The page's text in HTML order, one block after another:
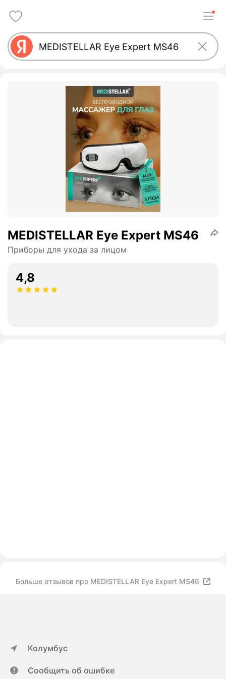
MEDISTELLAR Eye Expert MS46
Приборы для ухода за лицом
4,8
Больше отзывов про MEDISTELLAR Eye Expert MS46
Колумбус
Сообщить об ошибке